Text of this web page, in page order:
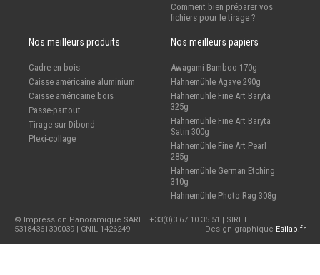
Comment bien préparer vos
fichiers pour le tirage ?
Nos meilleurs produits
Cadre en bois
Caisse américaine aluminium
Caisse américaine bois
Passe-partout
Tirage sur Dibond
Plexi-collage
Nos meilleurs papiers
Awagami Bamboo 170g
Hahnemühle Agave 290g
Hahnemühle Fine Art Baryta
325g
Hahnemühle Fine Art Baryta
Satin 300g
Hahnemühle Fine Art Pearl
285g
Hahnemühle German Etching
310g
Hahnemühle Photo Rag 308g
© Impression Panoramique SARL | +33(0)3 67 10 35 51 | SIRET
53184361300039 | CNIL 1426249
Design graphique Esilab.fr